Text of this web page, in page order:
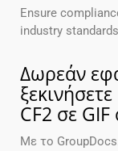
Ensure
industry
Δωρεάν
CF2 σε
Με το